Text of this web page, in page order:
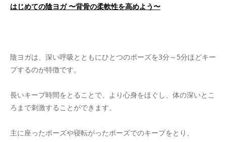
はじめての陰ヨガ 〜背骨の柔軟性を高めよう〜
陰ヨガは、深い呼吸とともにひとつのポーズを3分～5分ほどキー
プするのが特徴です。
長いキープ時間をとることで、より心身をほぐし、体の深いとこ
ろまで刺激することができます。
主に座ったポーズや寝転がったポーズでのキープをとり、